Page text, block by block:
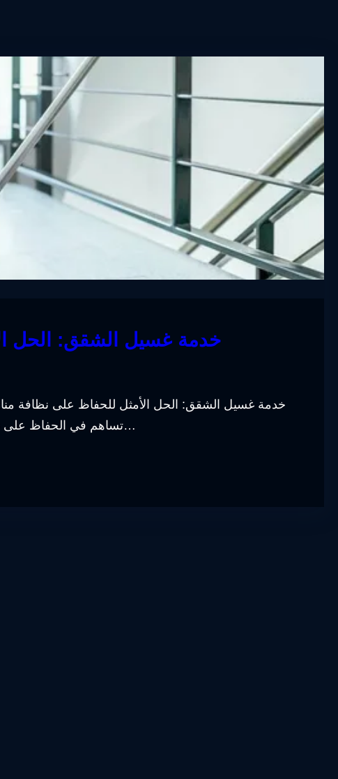
خدمة غسيل الشقق: الحل
خدمة غسيل الشقق: الحل الأمثل للحفاظ على نظافة
تساهم في الحفاظ على نظافة منازلنا والحفاظ على صحة أفراد الأسرة. ف…